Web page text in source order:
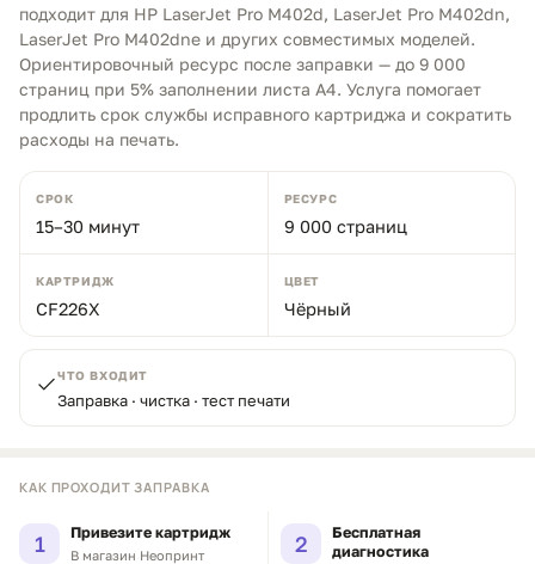
подходит для HP LaserJet Pro M402d, LaserJet Pro M402dn,
LaserJet Pro M402dne и других совместимых моделей.
Ориентировочный ресурс после заправки — до 9 000
страниц при 5% заполнении листа A4. Услуга помогает
продлить срок службы исправного картриджа и сократить
расходы на печать.
СРОК
15–30 минут
РЕСУРС
9 000 страниц
КАРТРИДЖ
CF226X
ЦВЕТ
Чёрный
ЧТО ВХОДИТ
Заправка · чистка · тест печати
КАК ПРОХОДИТ ЗАПРАВКА
1 Привезите картридж
В магазин Неопринт 2
Бесплатная
диагностика